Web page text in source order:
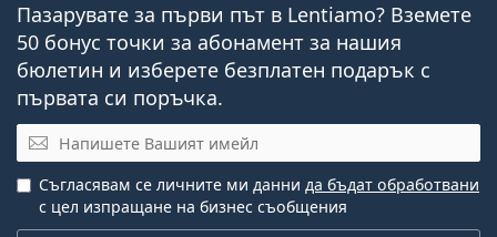
Пазарувате за първи път в Lentiamo? Вземете
50 бонус точки за абонамент за нашия
бюлетин и изберете безплатен подарък с
първата си поръчка.
Имейл
Съгласявам се личните ми данни да бъдат обработвани
с цел изпращане на бизнес съобщения